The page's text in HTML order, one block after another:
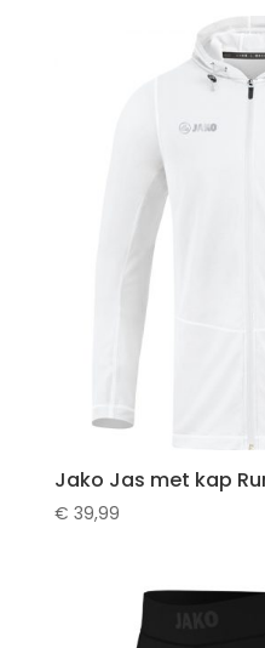
Jako Jas met kap
€ 39,99